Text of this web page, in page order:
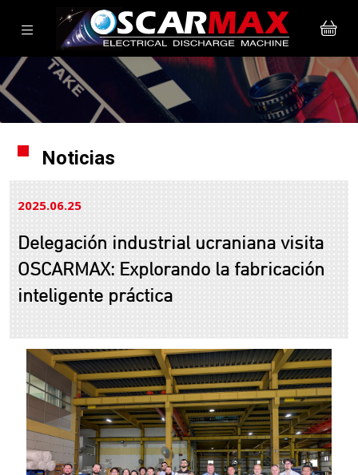
Noticias
2025.0625
Delegación industrial ucraniana visita
OSCARMAX: Explorando la fabricación
inteligente práctica